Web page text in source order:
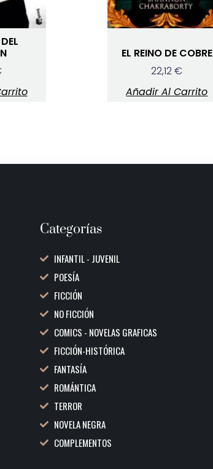
EL REINO DE COBRE
22,12€
Añadir Al Carrito
Categorías
INFANTIL - JUVENIL
POESÍA
FICCIÓN
NO FICCIÓN
COMICS - NOVELAS GRAFICAS
FICCIÓN-HISTÓRICA
FANTASÍA
ROMÁNTICA
TERROR
NOVELA NEGRA
COMPLEMENTOS